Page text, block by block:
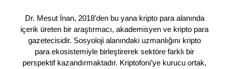
Dr. Mesut İnan, 2018’den bu yana kripto para alanında
içerik üreten bir araştırmacı, akademisyen ve kripto para
gazetecisidir. Sosyoloji alanındaki uzmanlığını kripto
para ekosistemiyle birleştirerek sektöre farklı bir
perspektif kazandırmaktadır. Kriptofoni’ye kurucu ortak,